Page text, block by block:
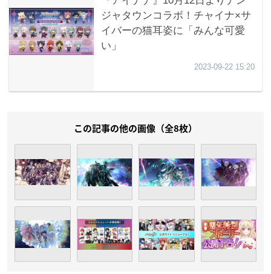
この記事の他の画像（全8枚）